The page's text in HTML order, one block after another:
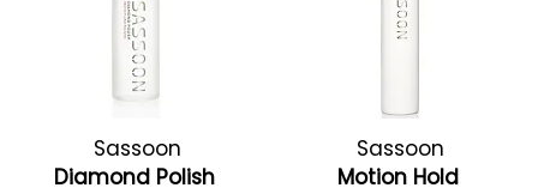
Sassoon
Diamond Polish
Sassoon
Motion Hold